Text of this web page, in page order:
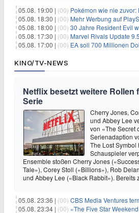
05.08. 19:00 | (00) Pokémon wie nie zuvor: Fan-Mod
05.08. 18:30 | (00) Mehr Werbung auf PlayStation?
05.08. 18:00 | (00) 30 Jahre Resident Evil werden
05.08. 17:30 | (00) Marvel Rivals Update 9.5: Dateigröße
05.08. 17:00 | (00) EA soll 700 Millionen Dollar sparen – droht
KINO/TV-NEWS
Netflix besetzt weitere Rollen
Serie
Cherry Jones,
und Abbey Lee
von «The Secret
Serienadaption
The Lost Symbol
Schauspieler
Ensemble stoßen Cherry Jones
Tale»), Corey Stoll («Billions»), Rob
und Abbey Lee («Black Rabbit»). Bereits
05.08. 23:36 | (00) CBS Media Ventures
05.08. 23:34 | (00) «The Five Star Weekend»